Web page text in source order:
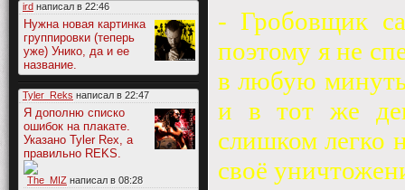
ird написал в 22:46
Нужна новая картинка
группировки (теперь
уже) Унико, да и ее
название.
Tyler_Reks написал в 22:47
Я дополню списко
ошибок на плакате.
Указано Tyler Rex, а
правильно REKS.
The_MIZ написал в 08:28
- Гробовщик
поэтому я не
в любую
и в тот же
слишком легко
своё